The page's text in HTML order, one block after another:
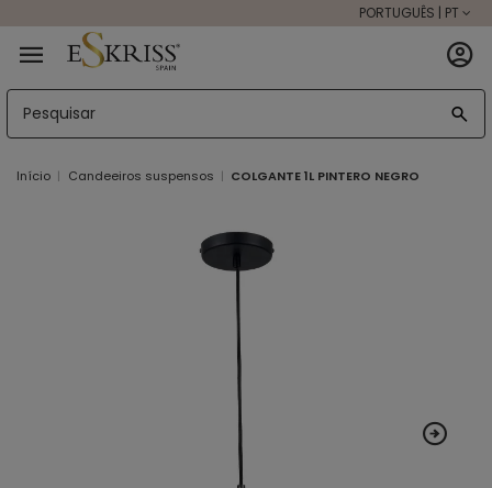
PORTUGUÊS | PT
Início Candeeiros suspensos COLGANTE 1L PINTERO NEGRO